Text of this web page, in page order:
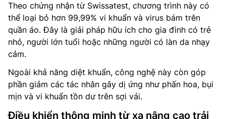
Theo chứng nhận từ Swissatest, chương trình này có
thể loại bỏ hơn 99,99% vi khuẩn và virus bám trên
quần áo. Đây là giải pháp hữu ích cho gia đình có trẻ
nhỏ, người lớn tuổi hoặc những người có làn da nhạy
cảm.
Ngoài khả năng diệt khuẩn, công nghệ này còn góp
phần giảm các tác nhân gây dị ứng như phấn hoa, bụi
mịn và vi khuẩn tồn dư trên sợi vải.
Điều khiển thông minh từ xa nâng cao trải